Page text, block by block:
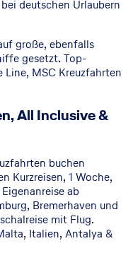
deutschen Urlaubern
große, ebenfalls
gesetzt. Top-
MSC Kreuzfahrten
All Inclusive &
buchen
Kurzreisen, 1 Woche,
ab
Bremerhaven und
mit Flug.
Italien, Antalya &